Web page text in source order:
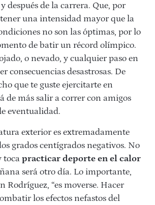
después de la carrera. Que, por
una intensidad mayor que la
no son las óptimas, por lo
de batir un récord olímpico.
o nevado, y cualquier paso en
consecuencias desastrosas. De
que te guste ejercitarte en
de más salir a correr con amigos
eventualidad.
exterior es extremadamente
grados centígrados negativos. No
toca practicar deporte en el calor
será otro día. Lo importante,
Rodríguez, “es moverse. Hacer
los efectos nefastos del